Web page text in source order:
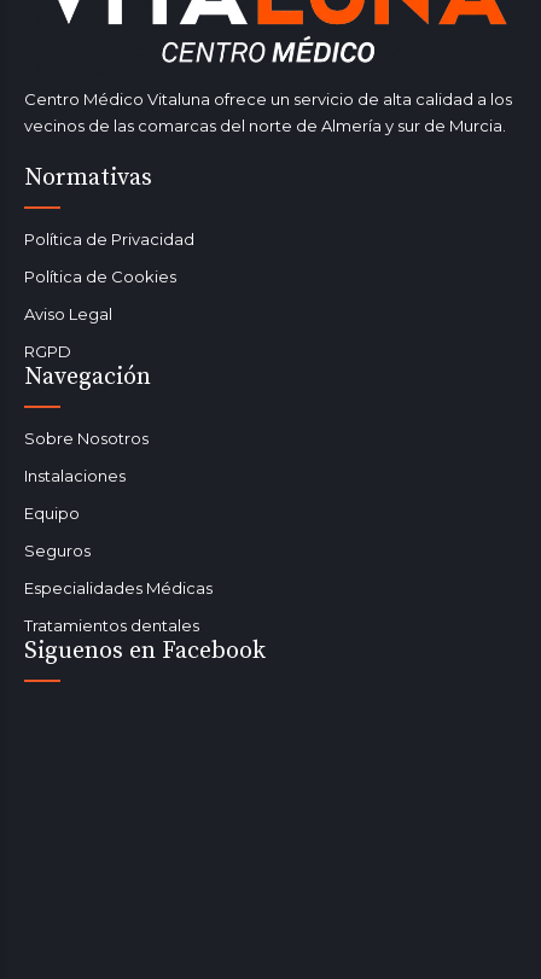
Centro Médico Vitaluna ofrece un servicio de alta calidad a los
vecinos de las comarcas del norte de Almería y sur de Murcia.
Normativas
Política de Privacidad
Política de Cookies
Aviso Legal
RGPD
Navegación
Sobre Nosotros
Instalaciones
Equipo
Seguros
Especialidades Médicas
Tratamientos dentales
Siguenos en Facebook